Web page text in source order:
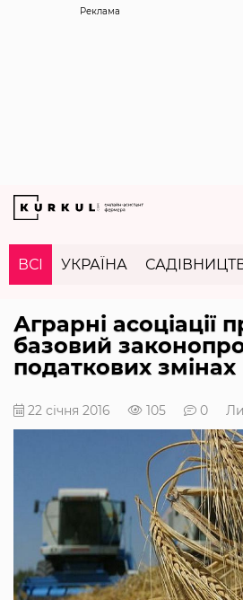
Реклама
ВСІ УКРАЇНА
Аграрні асоціації
базовий
податкових змінах
22 січня 2016 105 0